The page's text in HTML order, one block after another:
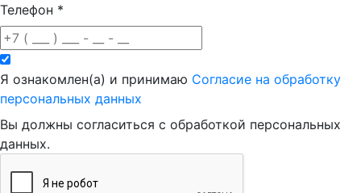
Телефон *
Я ознакомлен(а) и принимаю Согласие на обработку
персональных данных
Вы должны согласиться с обработкой персональных
данных.